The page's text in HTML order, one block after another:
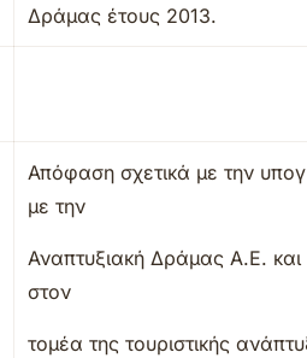
Δράμας έτους 2013.
Απόφαση σχετικά με την
με την
Αναπτυξιακή Δράμας Α.Ε.
στον
τομέα της τουριστικής